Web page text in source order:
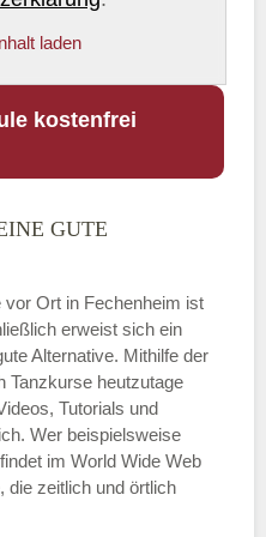
laden
kostenfrei
GUTE
Ort in Fechenheim ist
erweist sich ein
Alternative. Mithilfe der
Tanzkurse heutzutage
Tutorials und
Wer beispielsweise
im World Wide Web
die zeitlich und örtlich